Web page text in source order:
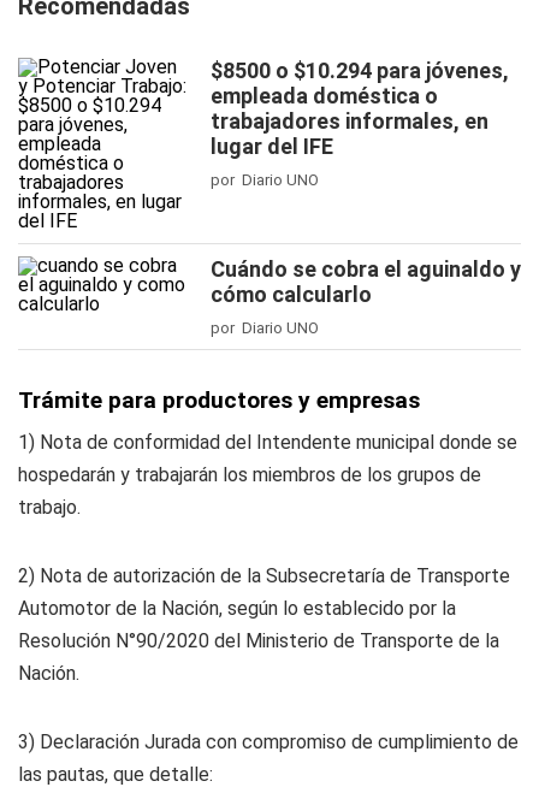
Recomendadas
$8500 o $10.294 para jóvenes,
empleada doméstica o
trabajadores informales, en
lugar del IFE
por Diario UNO
Cuándo se cobra el aguinaldo y
cómo calcularlo
por Diario UNO
Trámite para productores y empresas
1) Nota de conformidad del Intendente municipal donde se
hospedarán y trabajarán los miembros de los grupos de
trabajo.
2) Nota de autorización de la Subsecretaría de Transporte
Automotor de la Nación, según lo establecido por la
Resolución N°90/2020 del Ministerio de Transporte de la
Nación.
3) Declaración Jurada con compromiso de cumplimiento de
las pautas, que detalle: